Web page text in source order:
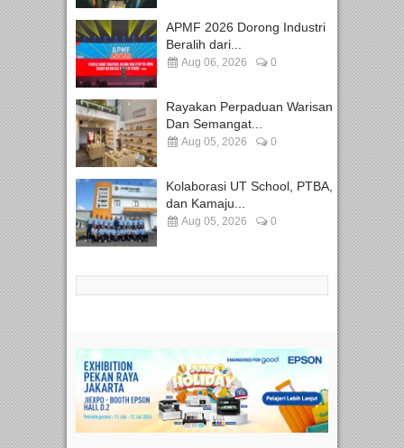
APMF 2026 Dorong Industri
Beralih dari...
Aug 06, 2026 0
Rayakan Perpaduan Warisan
Dan Semangat...
Aug 05, 2026 0
Kolaborasi UT School, PTBA,
dan Kamaju...
Aug 05, 2026 0